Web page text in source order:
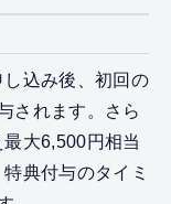
込み後、初回の
されます。さら
大6,500円相当
典付与のタイミ